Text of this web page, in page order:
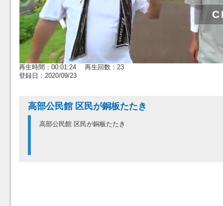
再生時間：00:01:24 再生回数：23
登録日：2020/09/23
高部公民館 区民が銅板たたき
高部公民館 区民が銅板たたき